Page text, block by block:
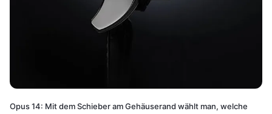
Opus 14: Mit dem Schieber am Gehäuserand wählt man, welche